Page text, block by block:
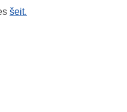
šeit.